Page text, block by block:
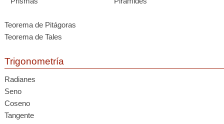
Teorema de Pitágoras
Teorema de Tales
Trigonometría
Radianes
Seno
Coseno
Tangente